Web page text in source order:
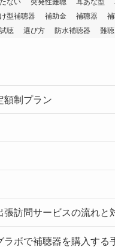
ない 突発性難聴 耳あな型
型補聴器 補助金 補聴器
試聴 選び方 防水補聴器 難聴
額制プラン
張訪問サービスの流れと
ラボで補聴器を購入する